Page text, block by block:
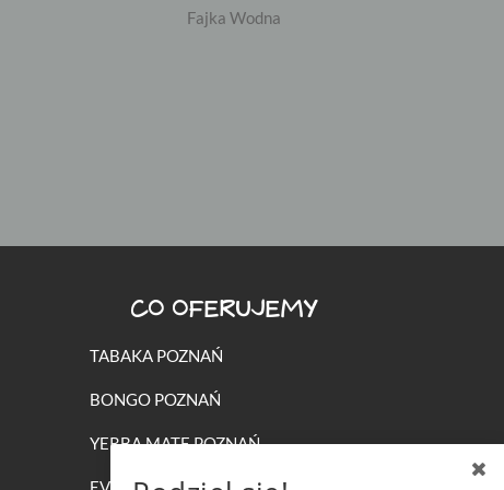
Fajka Wodna
CO OFERUJEMY
TABAKA POZNAŃ
BONGO POZNAŃ
YERBA MATE POZNAŃ